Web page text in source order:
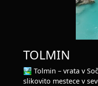
TOLMIN
🏞️ Tolmin – vrata v
slikovito mestece v